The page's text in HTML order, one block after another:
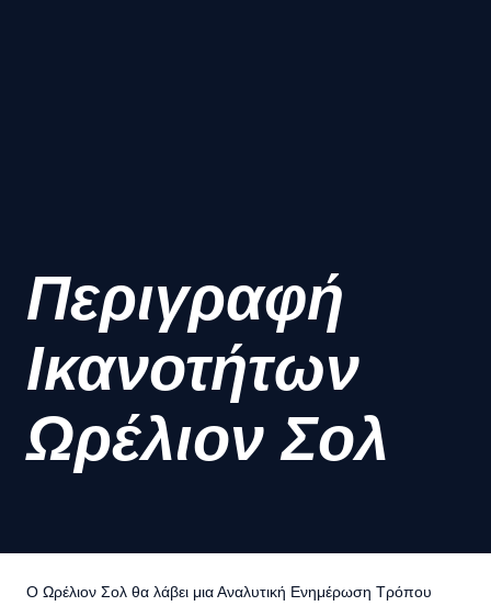
Περιγραφή
Ικανοτήτων
Ωρέλιον Σολ
Ο Ωρέλιον Σολ θα λάβει μια Αναλυτική Ενημέρωση Τρόπου